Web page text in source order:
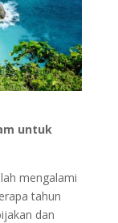
untuk
mengalami
tahun
dan